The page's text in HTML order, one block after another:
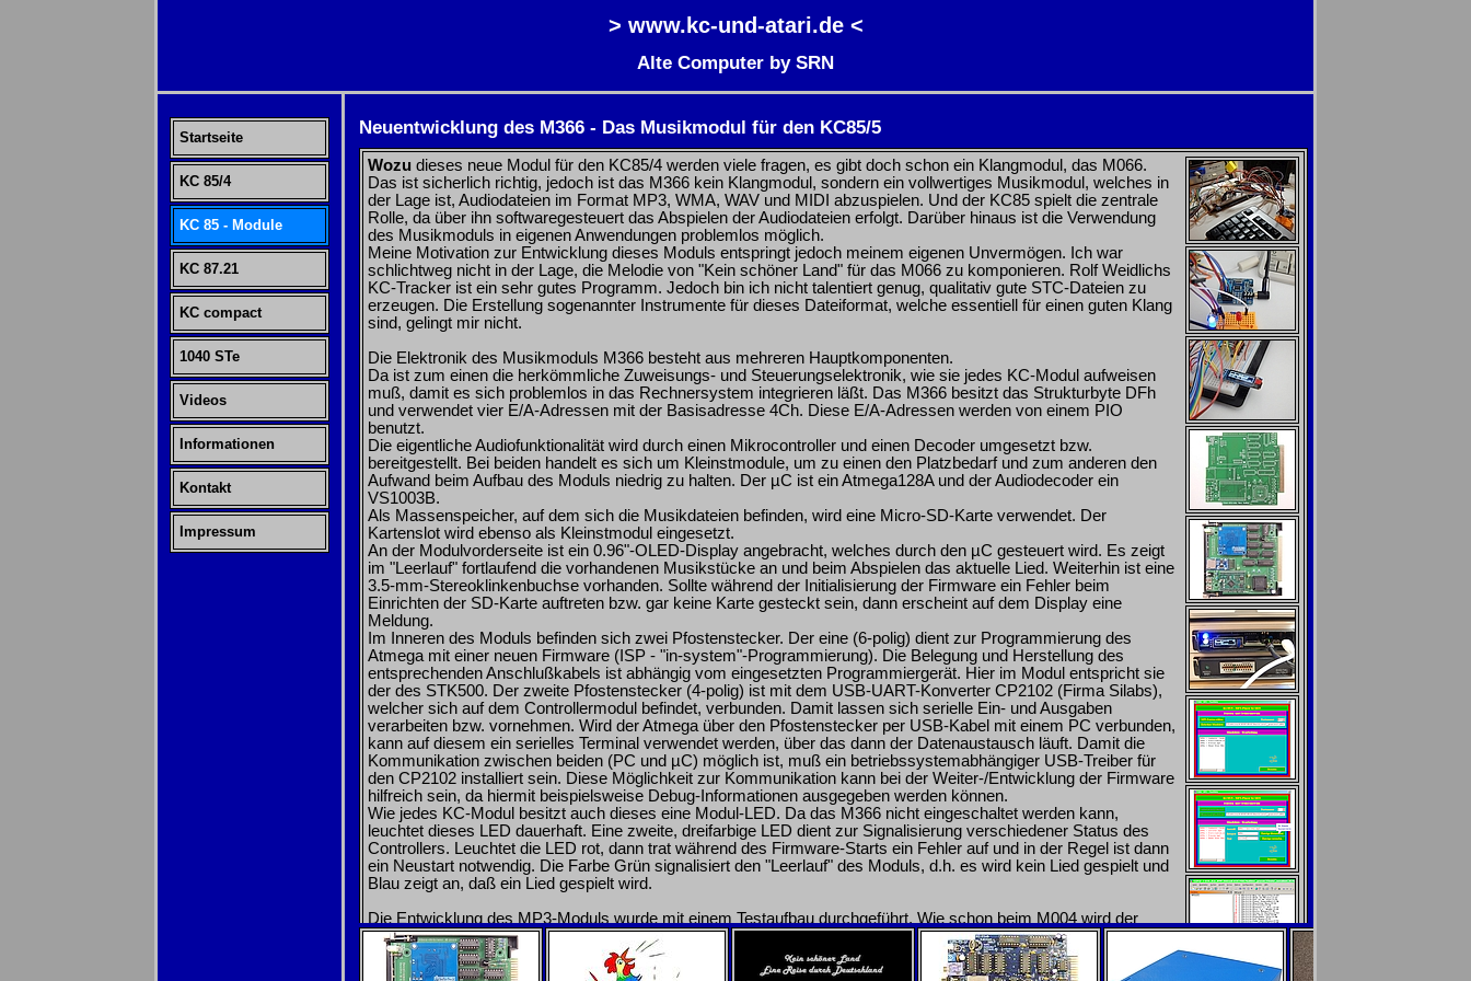
> www.kc-und-atari.de <
Alte Computer by SRN
Startseite
KC 85/4
KC 85 - Module
KC 87.21
KC compact
1040 STe
Videos
Informationen
Kontakt
Impressum
Neuentwicklung des M366 - Das Musikmodul für den KC85/5
Wozu dieses neue Modul für den KC85/4 werden viele fragen, es gibt doch schon ein Klangmodul, das M066.
Das ist sicherlich richtig, jedoch ist das M366 kein Klangmodul, sondern ein vollwertiges Musikmodul, welches in
der Lage ist, Audiodateien im Format MP3, WMA, WAV und MIDI abzuspielen. Und der KC85 spielt die zentrale
Rolle, da über ihn softwaregesteuert das Abspielen der Audiodateien erfolgt. Darüber hinaus ist die Verwendung
des Musikmoduls in eigenen Anwendungen problemlos möglich.
Meine Motivation zur Entwicklung dieses Moduls entspringt jedoch meinem eigenen Unvermögen. Ich war
schlichtweg nicht in der Lage, die Melodie von "Kein schöner Land" für das M066 zu komponieren. Rolf Weidlichs
KC-Tracker ist ein sehr gutes Programm. Jedoch bin ich nicht talentiert genug, qualitativ gute STC-Dateien zu
erzeugen. Die Erstellung sogenannter Instrumente für dieses Dateiformat, welche essentiell für einen guten Klang
sind, gelingt mir nicht.
Die Elektronik des Musikmoduls M366 besteht aus mehreren Hauptkomponenten.
Da ist zum einen die herkömmliche Zuweisungs- und Steuerungselektronik, wie sie jedes KC-Modul aufweisen
muß, damit es sich problemlos in das Rechnersystem integrieren läßt. Das M366 besitzt das Strukturbyte DFh
und verwendet vier E/A-Adressen mit der Basisadresse 4Ch. Diese E/A-Adressen werden von einem PIO
benutzt.
Die eigentliche Audiofunktionalität wird durch einen Mikrocontroller und einen Decoder umgesetzt bzw.
bereitgestellt. Bei beiden handelt es sich um Kleinstmodule, um zu einen den Platzbedarf und zum anderen den
Aufwand beim Aufbau des Moduls niedrig zu halten. Der µC ist ein Atmega128A und der Audiodecoder ein
VS1003B.
Als Massenspeicher, auf dem sich die Musikdateien befinden, wird eine Micro-SD-Karte verwendet. Der
Kartenslot wird ebenso als Kleinstmodul eingesetzt.
An der Modulvorderseite ist ein 0.96"-OLED-Display angebracht, welches durch den µC gesteuert wird. Es zeigt
im "Leerlauf" fortlaufend die vorhandenen Musikstücke an und beim Abspielen das aktuelle Lied. Weiterhin ist eine
3.5-mm-Stereoklinkenbuchse vorhanden. Sollte während der Initialisierung der Firmware ein Fehler beim
Einrichten der SD-Karte auftreten bzw. gar keine Karte gesteckt sein, dann erscheint auf dem Display eine
Meldung.
Im Inneren des Moduls befinden sich zwei Pfostenstecker. Der eine (6-polig) dient zur Programmierung des
Atmega mit einer neuen Firmware (ISP - "in-system"-Programmierung). Die Belegung und Herstellung des
entsprechenden Anschlußkabels ist abhängig vom eingesetzten Programmiergerät. Hier im Modul entspricht sie
der des STK500. Der zweite Pfostenstecker (4-polig) ist mit dem USB-UART-Konverter CP2102 (Firma Silabs),
welcher sich auf dem Controllermodul befindet, verbunden. Damit lassen sich serielle Ein- und Ausgaben
verarbeiten bzw. vornehmen. Wird der Atmega über den Pfostenstecker per USB-Kabel mit einem PC verbunden,
kann auf diesem ein serielles Terminal verwendet werden, über das dann der Datenaustausch läuft. Damit die
Kommunikation zwischen beiden (PC und µC) möglich ist, muß ein betriebssystemabhängiger USB-Treiber für
den CP2102 installiert sein. Diese Möglichkeit zur Kommunikation kann bei der Weiter-/Entwicklung der Firmware
hilfreich sein, da hiermit beispielsweise Debug-Informationen ausgegeben werden können.
Wie jedes KC-Modul besitzt auch dieses eine Modul-LED. Da das M366 nicht eingeschaltet werden kann,
leuchtet dieses LED dauerhaft. Eine zweite, dreifarbige LED dient zur Signalisierung verschiedener Status des
Controllers. Leuchtet die LED rot, dann trat während des Firmware-Starts ein Fehler auf und in der Regel ist dann
ein Neustart notwendig. Die Farbe Grün signalisiert den "Leerlauf" des Moduls, d.h. es wird kein Lied gespielt und
Blau zeigt an, daß ein Lied gespielt wird.
Die Entwicklung des MP3-Moduls wurde mit einem Testaufbau durchgeführt. Wie schon beim M004 wird der
Datenaustausch zwischen dem KC und dem Mikrocontroller über einen Z80-PIO vorgenommen. Dazu wurde auf
die bewährte Lösung der Verwendung eines M001 zurückgegriffen.
Im Mittelpunkt standen diesmal das Studium des Datenblattes des Audiodecoders und das Verstehen der